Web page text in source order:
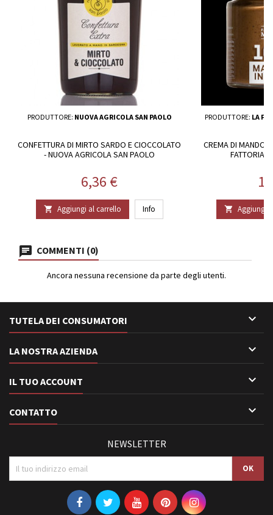
PRODUTTORE: NUOVA AGRICOLA SAN PAOLO
CONFETTURA DI MIRTO SARDO E CIOCCOLATO
- NUOVA AGRICOLA SAN PAOLO
Prezzo
6,36 €
 Aggiungi al carrello Info
PRODUTTORE: LA
CREMA DI
FATTORIA
 Aggiungi
COMMENTI (0)
Ancora nessuna recensione da parte degli utenti.
TUTELA DEI CONSUMATORI 
LA NOSTRA AZIENDA 
IL TUO ACCOUNT 
CONTATTO 
NEWSLETTER